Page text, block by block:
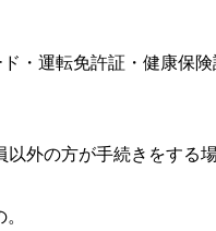
ド・運転免許証・健康保
外の方が手続きをする場